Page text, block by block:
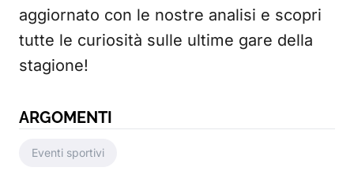
aggiornato con le nostre analisi e scopri
tutte le curiosità sulle ultime gare della
stagione!
ARGOMENTI
Eventi sportivi